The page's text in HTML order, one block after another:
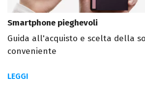
Smartphone pieghevoli
Guida all'acquisto e scelta della
conveniente
LEGGI